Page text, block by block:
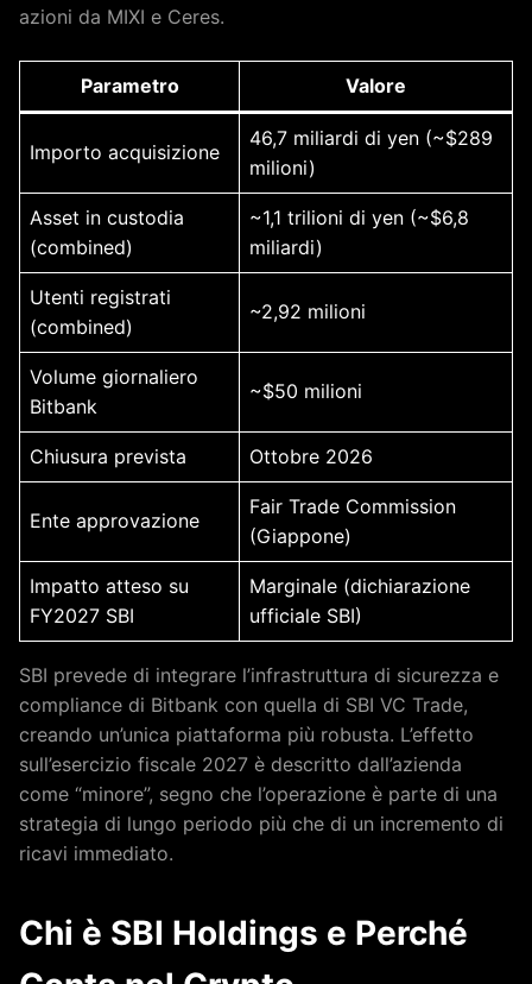
azioni da MIXI e Ceres.
Parametro Valore
Importo acquisizione
46,7 miliardi di yen (~$289
milioni)
Asset in custodia
(combined)
~1,1 trilioni di yen (~$6,8
miliardi)
Utenti registrati
(combined)
~2,92 milioni
Volume giornaliero
Bitbank
~$50 milioni
Chiusura prevista Ottobre 2026
Ente approvazione
Fair Trade Commission
(Giappone)
Impatto atteso su
FY2027 SBI
Marginale (dichiarazione
ufficiale SBI)
SBI prevede di integrare l’infrastruttura di sicurezza e
compliance di Bitbank con quella di SBI VC Trade,
creando un’unica piattaforma più robusta. L’effetto
sull’esercizio fiscale 2027 è descritto dall’azienda
come “minore”, segno che l’operazione è parte di una
strategia di lungo periodo più che di un incremento di
ricavi immediato.
Chi è SBI Holdings e Perché